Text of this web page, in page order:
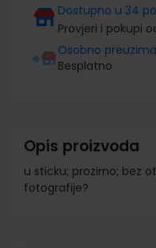
Dostupno u 34
Provjeri i pokupi
Osobno
Besplatno
Opis proizvoda
u sticku; prozirno; bez
fotografije?